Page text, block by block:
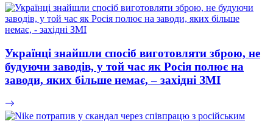
Українці знайшли спосіб виготовляти зброю, не
будуючи заводів, у той час як Росія полює на
заводи, яких більше немає, – західні ЗМІ